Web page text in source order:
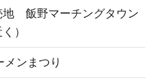
地 飯野マーチングタウン
）
ンまつり